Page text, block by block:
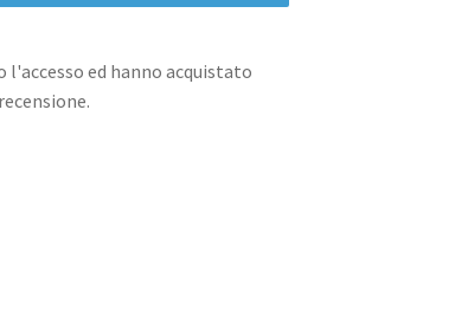
ed hanno acquistato